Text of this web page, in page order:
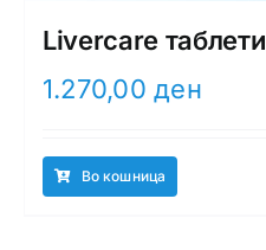
Livercare таблети
1.270,00ден
Во кошница